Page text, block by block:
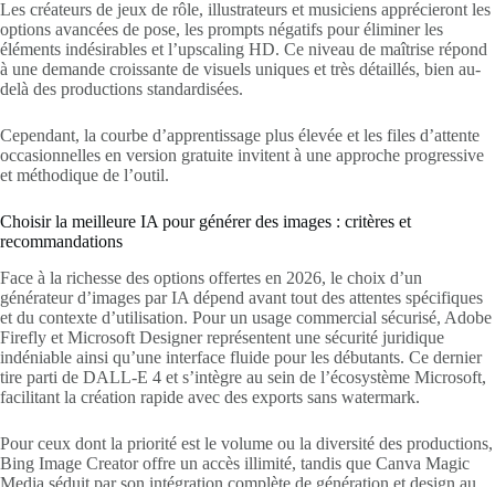
Les créateurs de jeux de rôle, illustrateurs et musiciens apprécieront les
options avancées de pose, les prompts négatifs pour éliminer les
éléments indésirables et l’upscaling HD. Ce niveau de maîtrise répond
à une demande croissante de visuels uniques et très détaillés, bien au-
delà des productions standardisées.
Cependant, la courbe d’apprentissage plus élevée et les files d’attente
occasionnelles en version gratuite invitent à une approche progressive
et méthodique de l’outil.
Choisir la meilleure IA pour générer des images : critères et
recommandations
Face à la richesse des options offertes en 2026, le choix d’un
générateur d’images par IA dépend avant tout des attentes spécifiques
et du contexte d’utilisation. Pour un usage commercial sécurisé, Adobe
Firefly et Microsoft Designer représentent une sécurité juridique
indéniable ainsi qu’une interface fluide pour les débutants. Ce dernier
tire parti de DALL-E 4 et s’intègre au sein de l’écosystème Microsoft,
facilitant la création rapide avec des exports sans watermark.
Pour ceux dont la priorité est le volume ou la diversité des productions,
Bing Image Creator offre un accès illimité, tandis que Canva Magic